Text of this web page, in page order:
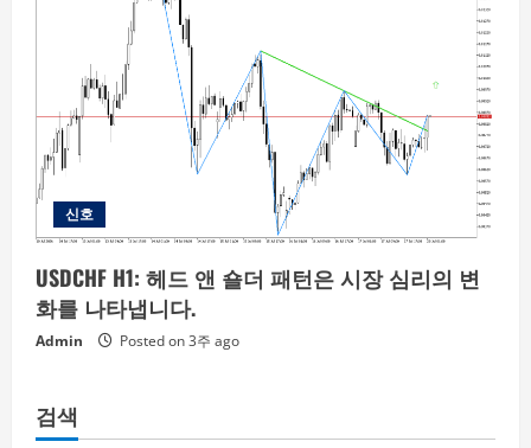
신호
USDCHF H1: 헤드 앤 숄더 패턴은 시장 심리의 변
화를 나타냅니다.
Admin Posted on 3주 ago
검색